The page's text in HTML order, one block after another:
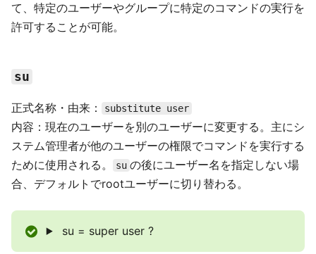
て、特定のユーザーやグループに特定のコマンドの実行を
許可することが可能。
su
正式名称・由来： substitute user
内容：現在のユーザーを別のユーザーに変更する。主にシ
ステム管理者が他のユーザーの権限でコマンドを実行する
ために使用される。
su の後にユーザー名を指定しない場
合、デフォルトでrootユーザーに切り替わる。
su = super user ?